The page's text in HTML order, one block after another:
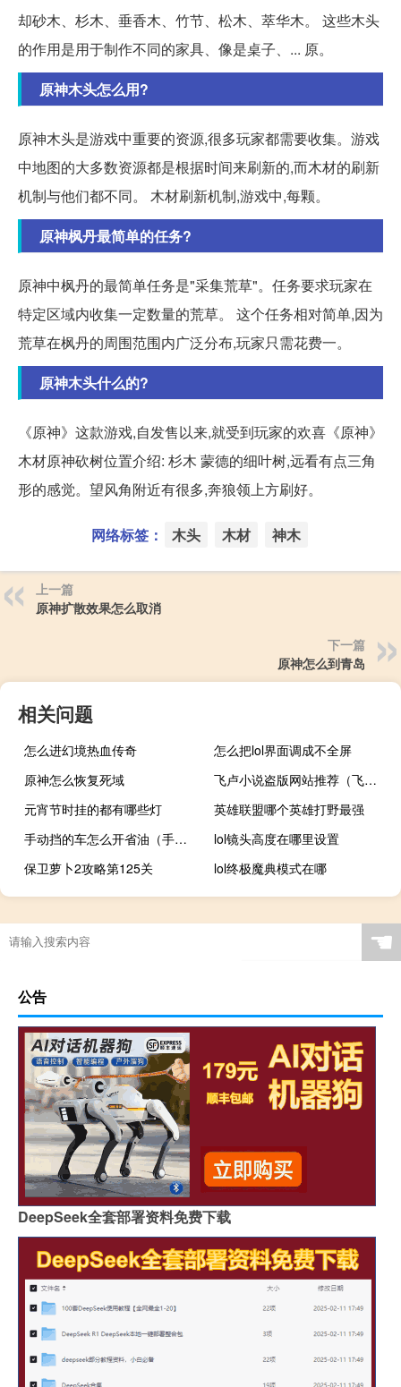
却砂木、杉木、垂香木、竹节、松木、萃华木。 这些木头
的作用是用于制作不同的家具、像是桌子、... 原。
原神木头怎么用?
原神木头是游戏中重要的资源,很多玩家都需要收集。游戏
中地图的大多数资源都是根据时间来刷新的,而木材的刷新
机制与他们都不同。 木材刷新机制,游戏中,每颗。
原神枫丹最简单的任务?
原神中枫丹的最简单任务是"采集荒草"。任务要求玩家在
特定区域内收集一定数量的荒草。 这个任务相对简单,因为
荒草在枫丹的周围范围内广泛分布,玩家只需花费一。
原神木头什么的?
《原神》这款游戏,自发售以来,就受到玩家的欢喜《原神》
木材原神砍树位置介绍: 杉木 蒙德的细叶树,远看有点三角
形的感觉。望风角附近有很多,奔狼领上方刷好。
网络标签： 木头 木材 神木
上一篇
原神扩散效果怎么取消
下一篇
原神怎么到青岛
相关问题
怎么进幻境热血传奇
怎么把lol界面调成不全屏
原神怎么恢复死域
飞卢小说盗版网站推荐（飞卢小说盗版网站2017）
元宵节时挂的都有哪些灯
英雄联盟哪个英雄打野最强
手动挡的车怎么开省油（手动挡的车怎么开）
lol镜头高度在哪里设置
保卫萝卜2攻略第125关
lol终极魔典模式在哪
☚
公告
DeepSeek全套部署资料免费下载